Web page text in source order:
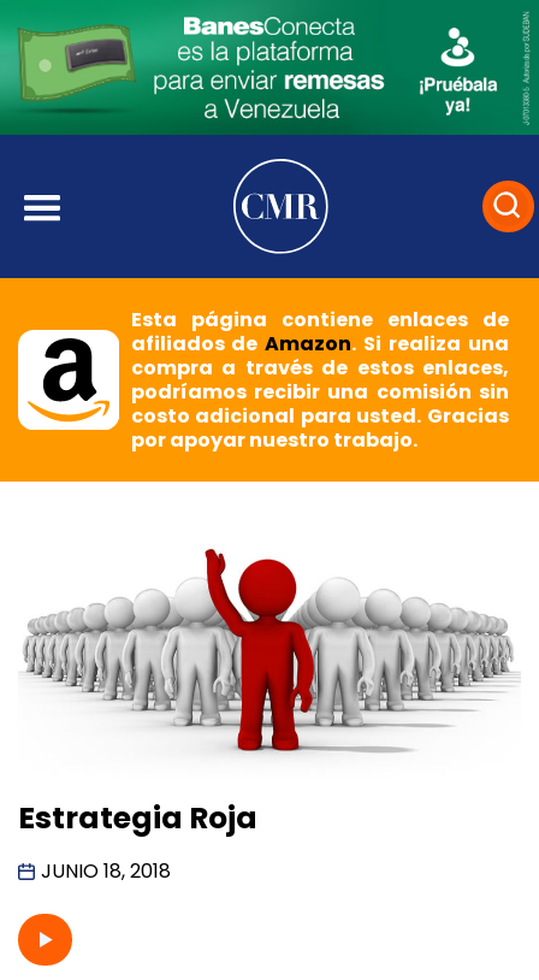
Esta página contiene enlaces de
afiliados deAmazon. Si realiza una
compra a través de estos enlaces,
podríamos recibir una comisión sin
costo adicional para usted. Gracias
por apoyar nuestro trabajo.
Estrategia Roja
JUNIO 18, 2018